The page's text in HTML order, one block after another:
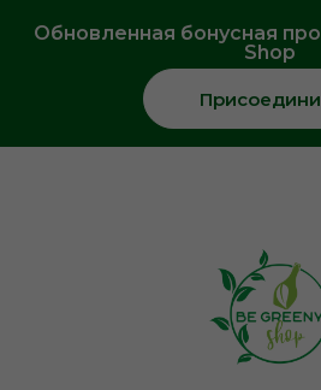
Обновленная бонусная
Shop